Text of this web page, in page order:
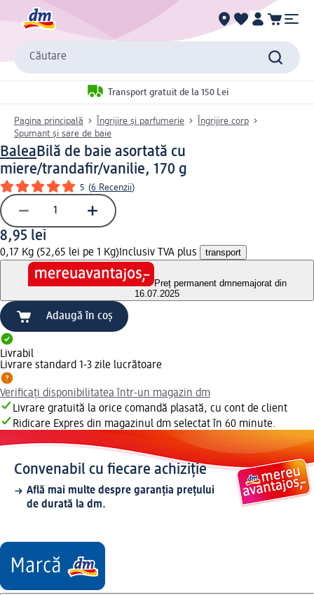
Căutare
Transport gratuit de la 150 Lei
Pagina principală Îngrijire și parfumerie
Îngrijire corp
Spumant și sare de baie
BaleaBilă de baie asortată cu
miere/trandafir/vanilie, 170 g
5 (6 Recenzii)
8,95 lei
0,17 Kg (52,65 lei pe 1 Kg) Inclusiv TVA plus transport
Preț permanent dmnemajorat din
16.07.2025
Adaugă în coș
Livrabil
Livrare standard 1-3 zile lucrătoare
Verificați disponibilitatea într-un magazin dm
Livrare gratuită la orice comandă plasată, cu cont de client
Ridicare Expres din magazinul dm selectat în 60 minute.
Convenabil cu fiecare achiziție
Află mai multe despre garanția prețului
de durată la dm.